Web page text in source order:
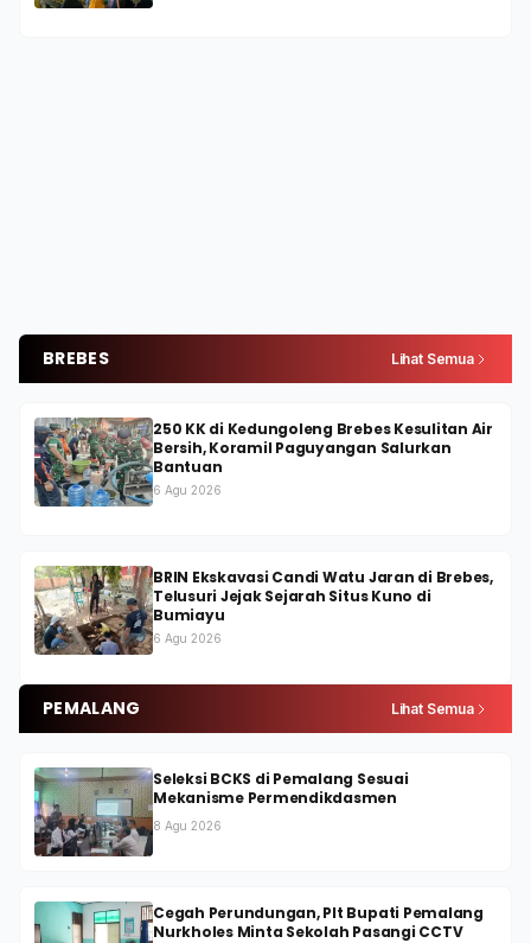
BREBES Lihat Semua
250 KK di Kedungoleng Brebes Kesulitan Air
Bersih, Koramil Paguyangan Salurkan
Bantuan
6 Agu 2026
BRIN Ekskavasi Candi Watu Jaran di Brebes,
Telusuri Jejak Sejarah Situs Kuno di
Bumiayu
6 Agu 2026
PEMALANG Lihat Semua
Seleksi BCKS di Pemalang Sesuai
Mekanisme Permendikdasmen
8 Agu 2026
Cegah Perundungan, Plt Bupati Pemalang
Nurkholes Minta Sekolah Pasangi CCTV